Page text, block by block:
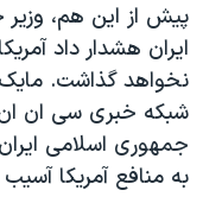
پیش از این هم، وزیر
ایران هشدار داد
نخواهد گذاشت.
شبکه خبری سی ان ان
جمهوری اسلامی
به منافع آمریکا آسیب